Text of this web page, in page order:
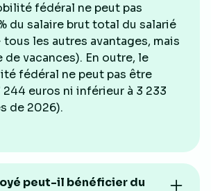
fédéral ne peut pas
du salaire brut total du salarié
tous les autres avantages, mais
de vacances). En outre, le
fédéral ne peut pas être
244 euros ni inférieur à 3 233
de 2026).
peut-il bénéficier du